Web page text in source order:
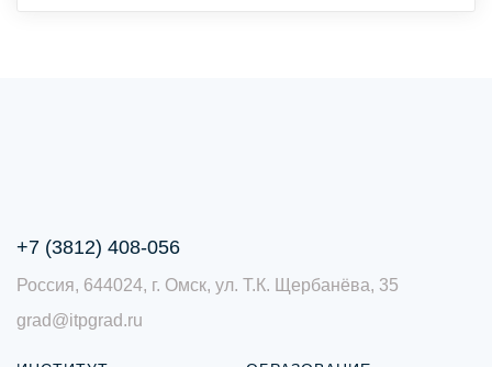
+7 (3812) 408-056
Россия, 644024, г. Омск, ул. Т.К. Щербанёва, 35
grad@itpgrad.ru